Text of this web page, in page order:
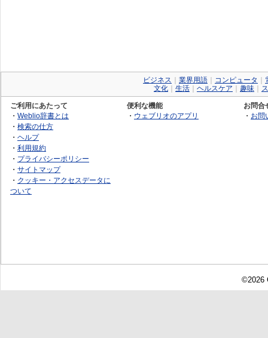
ビジネス 業界用語 コンピュータ
文化
生活 ヘルスケア 趣味
ご利用にあたって
・ Weblio辞書とは
・ 検索の仕方
・ ヘルプ
・ 利用規約
・ プライバシーポリシー
・ サイトマップ
・ クッキー・アクセスデータに
ついて
便利な機能
・ ウェブリオのアプリ
お問合
・ お問
©2026